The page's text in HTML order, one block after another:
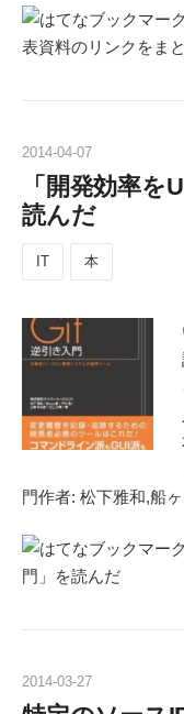
2014-04-07
「開発効率を
読んだ
IT 本
門作者: 松下雅和,船
2014-03-27